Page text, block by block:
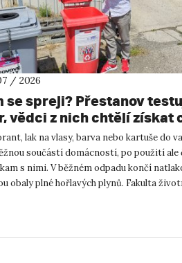
/ 2026
se spreji? Přestanov
vědci z nich chtějí získat
lak na vlasy, barva nebo kartuše do
součástí domácností, po použití ale
s nimi. V běžném odpadu končí
obaly plné hořlavých plynů. Fakulta